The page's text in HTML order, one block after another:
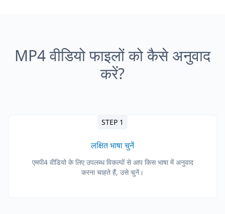
MP4 वीडियो फाइलों को कैसे अनुवाद
करें?
STEP 1
लक्षित भाषा चुनें
एमपी4 वीडियो के लिए उपलब्ध विकल्पों से आप किस भाषा में अनुवाद
करना चाहते हैं, उसे चुनें।